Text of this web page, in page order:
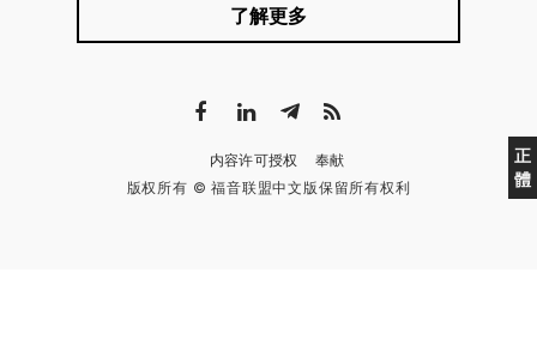
正
體
了解更多
内容许可授权
奉献
版权所有 © 福音联盟中文版保留所有权利